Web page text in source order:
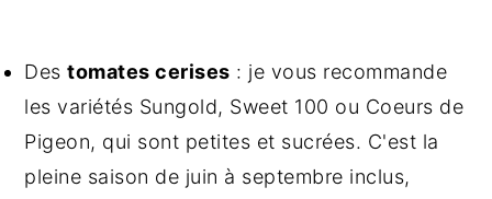
Destomates cerises : je vous recommande
les variétés Sungold, Sweet 100 ou Coeurs de
Pigeon, qui sont petites et sucrées. C'est la
pleine saison de juin à septembre inclus,